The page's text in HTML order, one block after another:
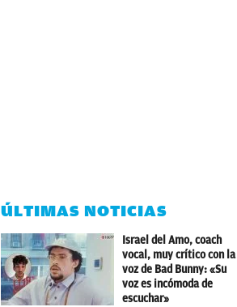
ÚLTIMAS NOTICIAS
Israel del Amo, coach
vocal, muy crítico con la
voz de Bad Bunny: «Su
voz es incómoda de
escuchar»